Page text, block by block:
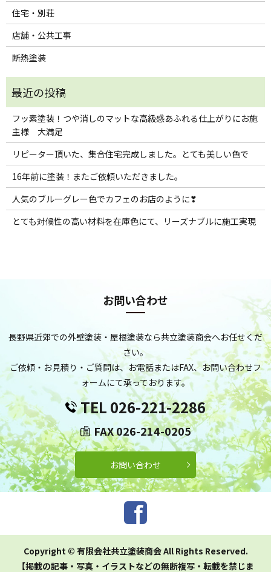
住宅・別荘
店舗・公共工事
断熱塗装
フッ素塗装！つや消しのマットな高級感あふれる仕上がりにお施
主様 大満足
リピーター頂いた、集合住宅完成しました。とても美しい色で
16年前に塗装！またご依頼いただきました。
人気のブルーグレー色でカフェのお店のように❣
とても対候性の高い材料を在庫色にて、リーズナブルに施工実現
お問い合わせ
長野県近郊での外壁塗装・屋根塗装なら共立塗装商会へお任せくだ
さい。
ご依頼・お見積り・ご質問は、お電話またはFAX、お問い合わせフ
ォームにて承っております。
TEL 026-221-2286
FAX 026-214-0205
お問い合わせ
Copyright © 有限会社共立塗装商会 All Rights Reserved.
【掲載の記事・写真・イラストなどの無断複写・転載を禁じま